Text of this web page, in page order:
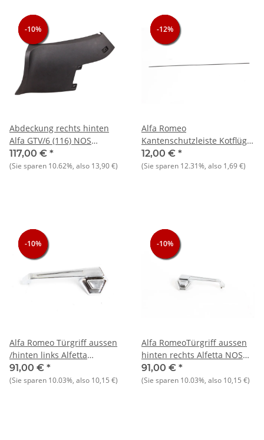
-10%
-10%
-10%
Abdeckung rechts hinten
Alfa GTV/6 (116) NOS
Original
117,00 € *
(Sie sparen 10.62%, also 13,90 €)
-12%
-12%
-12%
Alfa Romeo
Kantenschutzleiste Kotflügel
vorne Giulietta Alfetta GTV
12,00 € *
(Sie sparen 12.31%, also 1,69 €)
-10%
-10%
-10%
Alfa Romeo Türgriff aussen
/hinten links Alfetta
Limosine 1,6-1,8 1. Serie,
NEU Original
91,00 € *
(Sie sparen 10.03%, also 10,15 €)
-10%
-10%
-10%
Alfa RomeoTürgriff aussen
hinten rechts Alfetta NOS
Orginal
91,00 € *
(Sie sparen 10.03%, also 10,15 €)